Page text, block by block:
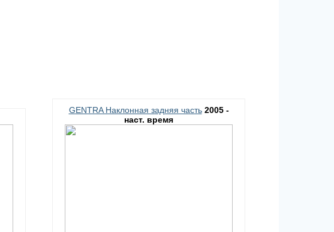
GENTRA Наклонная задняя часть 2005 -
наст. время